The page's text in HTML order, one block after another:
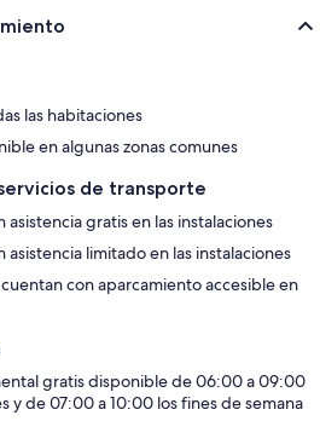
las habitaciones
en algunas zonas comunes
de transporte
asistencia gratis en las instalaciones
asistencia limitado en las instalaciones
cuentan con aparcamiento accesible en
gratis disponible de 06:00 a 09:00
y de 07:00 a 10:00 los fines de semana